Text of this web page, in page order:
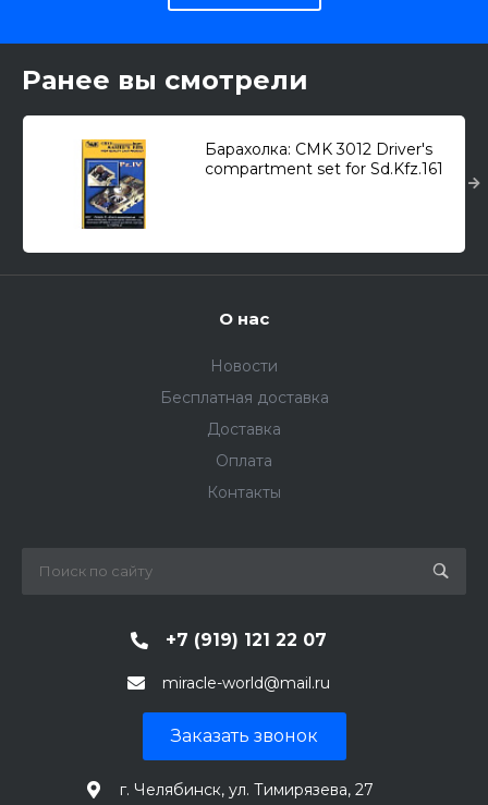
Ранее вы смотрели
Барахолка: CMK 3012 Driver's
compartment set for Sd.Kfz.161
О нас
Новости
Бесплатная доставка
Доставка
Оплата
Контакты
+7 (919) 121 22 07
miracle-world@mail.ru
Заказать звонок
г. Челябинск, ул. Тимирязева, 27